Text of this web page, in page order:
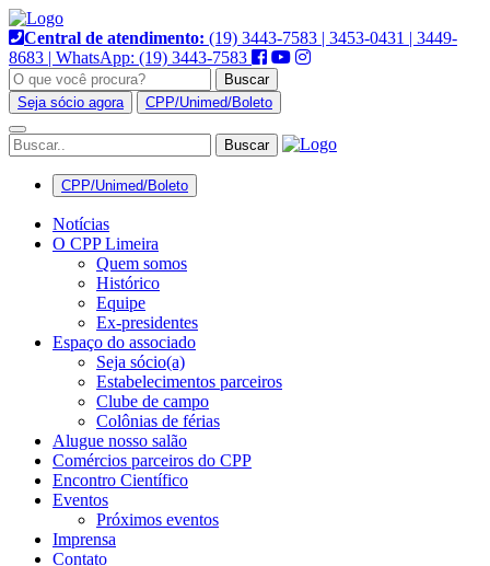
Pular
para
o
conteúdo
Central de atendimento: (19) 3443-7583 | 3453-0431 | 3449-
8683 | WhatsApp: (19) 3443-7583
Buscar
Seja sócio agora
CPP/Unimed/Boleto
Alternar
navegação
CPP/Unimed/Boleto
Notícias
O CPP Limeira
Quem somos
Histórico
Equipe
Ex-presidentes
Espaço do associado
Seja sócio(a)
Estabelecimentos parceiros
Clube de campo
Colônias de férias
Alugue nosso salão
Comércios parceiros do CPP
Encontro Científico
Eventos
Próximos eventos
Imprensa
Contato